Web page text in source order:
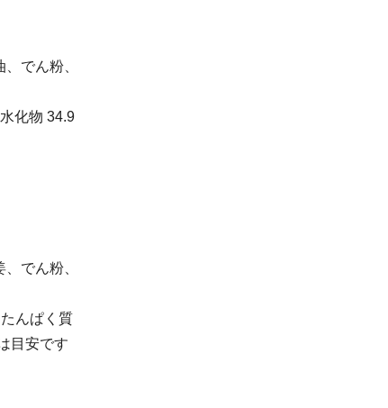
でん粉、
化物 34.9
でん粉、
んぱく質
目安です